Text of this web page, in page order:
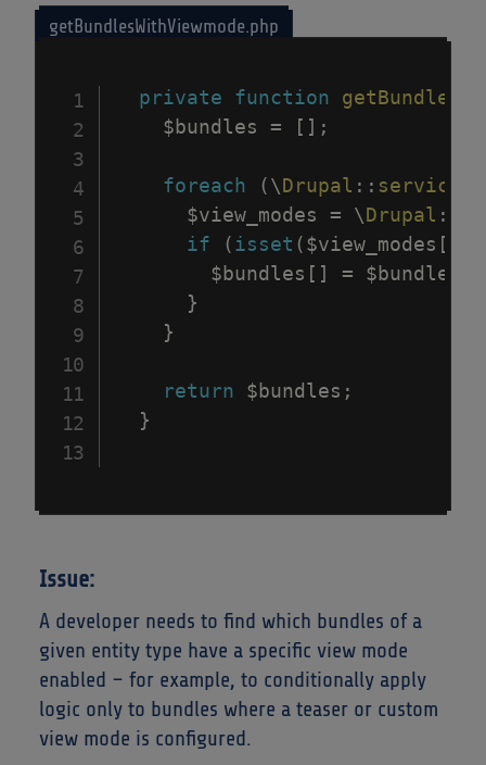
getBundlesWithViewmode.php
private function
$bundles
= [ ] ;
foreach (\Drupal :: service
$view_modes
= \Drupal ::
if
(isset ($view_modes [
$bundles [ ] = $bundle
}
}
return $bundles ;
}
Issue:
A developer needs to find which bundles of a
given entity type have a specific view mode
enabled – for example, to conditionally apply
logic only to bundles where a teaser or custom
view mode is configured.